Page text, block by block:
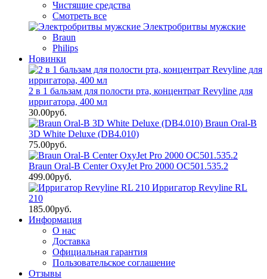
Чистящие средства
Смотреть все
Электробритвы мужские
Braun
Philips
Новинки
2 в 1 бальзам для полости рта, концентрат Revyline для
ирригатора, 400 мл
30.00руб.
Braun Oral-B
3D White Deluxe (DB4.010)
75.00руб.
Braun Oral-B Center OxyJet Pro 2000 OC501.535.2
499.00руб.
Ирригатор Revyline RL
210
185.00руб.
Информация
О нас
Доставка
Официальная гарантия
Пользовательское соглашение
Отзывы